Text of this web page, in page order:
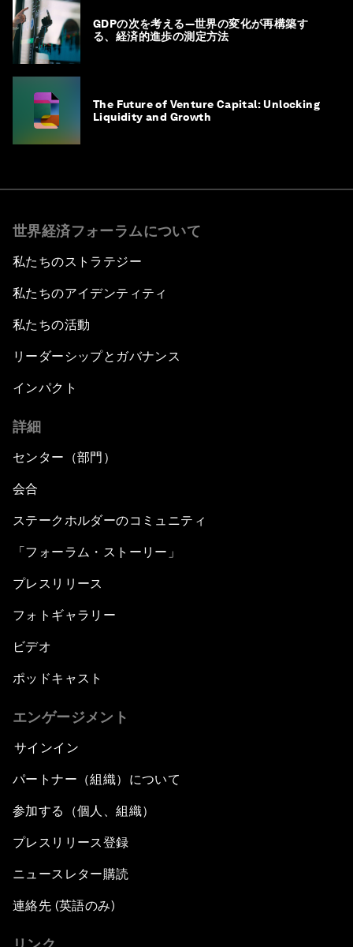
GDPの次を考える―世界の変化が再構築す
る、経済的進歩の測定方法
The Future of Venture Capital: Unlocking
Liquidity and Growth
世界経済フォーラムについて
私たちのストラテジー
私たちのアイデンティティ
私たちの活動
リーダーシップとガバナンス
インパクト
詳細
センター（部門）
会合
ステークホルダーのコミュニティ
「フォーラム・ストーリー」
プレスリリース
フォトギャラリー
ビデオ
ポッドキャスト
エンゲージメント
サインイン
パートナー（組織）について
参加する（個人、組織）
プレスリリース登録
ニュースレター購読
連絡先 (英語のみ)